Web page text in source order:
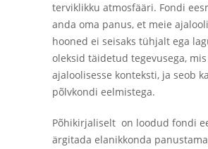
terviklikku atmosfääri. Fondi
anda oma panus, et meie
hooned ei seisaks tühjalt ega
oleksid täidetud tegevusega,
ajaloolisesse konteksti, ja seob
põlvkondi eelmistega.
Põhikirjaliselt on loodud fondi
ärgitada elanikkonda panustama